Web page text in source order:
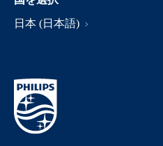
日本 (日本語)